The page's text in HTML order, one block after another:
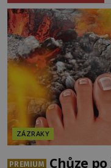
ZÁZRAKY
PREMIUM
Chůze